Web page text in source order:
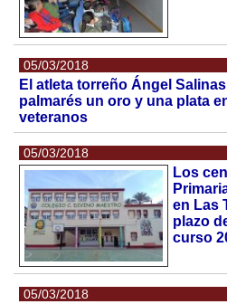
05/03/2018
El atleta torreño Ángel
palmarés un oro y una plata
veteranos
05/03/2018
Los
en Las
plazo
curso
05/03/2018